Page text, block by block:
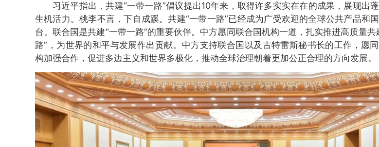
习近平指出，共建“一带一路”倡议提出10年来，取得许多实实在在的成果，展现出
生机活力。桃李不言，下自成蹊。共建“一带一路”已经成为广受欢迎的全球公共产品和
台。联合国是共建“一带一路”的重要伙伴。中方愿同联合国机构一道，扎实推进高质量共
路”，为世界的和平与发展作出贡献。中方支持联合国以及古特雷斯秘书长的工作，愿
构加强合作，促进多边主义和世界多极化，推动全球治理朝着更加公正合理的方向发展。